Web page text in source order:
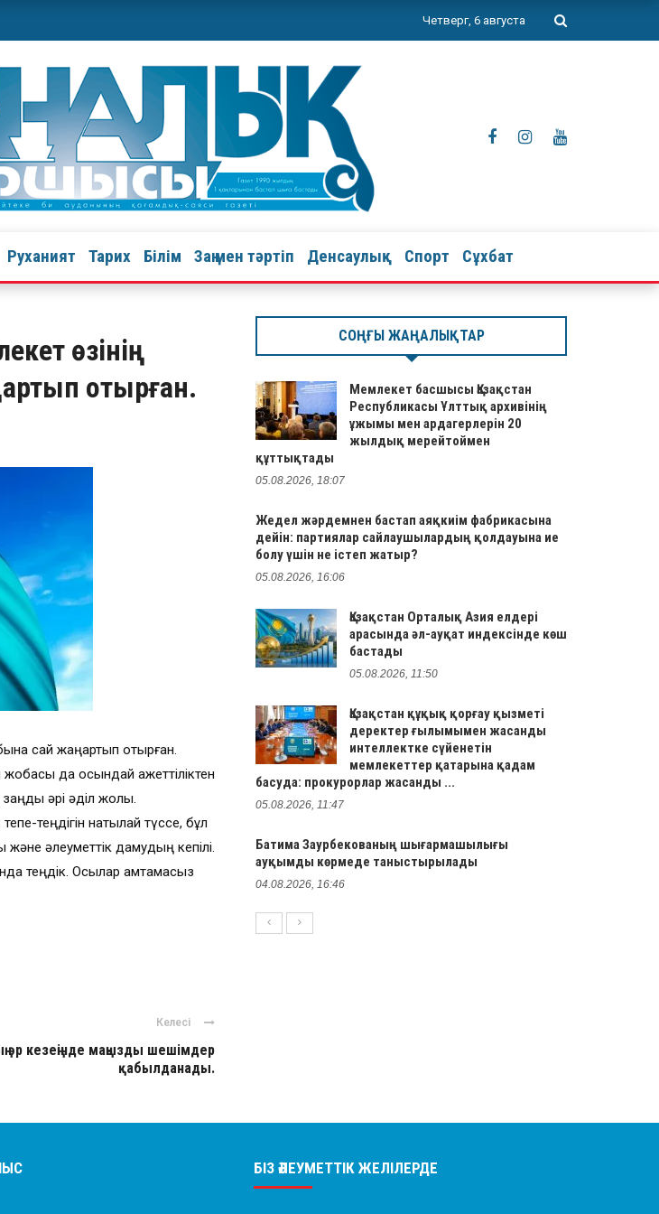
Четверг, 6 августа
Руханият Тарих Білім Заң мен тәртіп Денсаулық Спорт Сұхбат
өзінің
отырған.
сай жаңартып отырған.
жобасы да осындай қажеттіліктен
заңды әрі әділ жолы.
теңдігін нақтылай түссе, бұл
және әлеуметтік дамудың кепілі.
теңдік. Осылар қамтамасыз
Келесі
әр кезеңінде маңызды шешімдер
қабылданады.
СОҢҒЫ ЖАҢАЛЫҚТАР
Мемлекет басшысы Қазақстан
Республикасы Ұлттық архивінің
ұжымы мен ардагерлерін 20
жылдық мерейтоймен
құттықтады
05.08.2026, 18:07
Жедел жәрдемнен бастап аяқкиім фабрикасына
дейін: партиялар сайлаушылардың қолдауына ие
болу үшін не істеп жатыр?
05.08.2026, 16:06
Қазақстан Орталық Азия елдері
арасында әл-ауқат индексінде көш
бастады
05.08.2026, 11:50
Қазақстан құқық қорғау қызметі
деректер ғылымымен жасанды
интеллектке сүйенетін
мемлекеттер қатарына қадам
басуда: прокурорлар жасанды ...
05.08.2026, 11:47
Батима Заурбекованың шығармашылығы
ауқымды көрмеде таныстырылады
04.08.2026, 16:46
БІЗ ӘЛЕУМЕТТІК ЖЕЛІЛЕРДЕ